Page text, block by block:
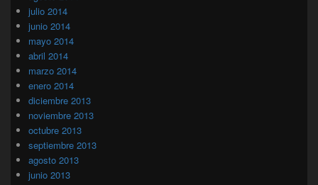
julio 2014
junio 2014
mayo 2014
abril 2014
marzo 2014
enero 2014
diciembre 2013
noviembre 2013
octubre 2013
septiembre 2013
agosto 2013
junio 2013